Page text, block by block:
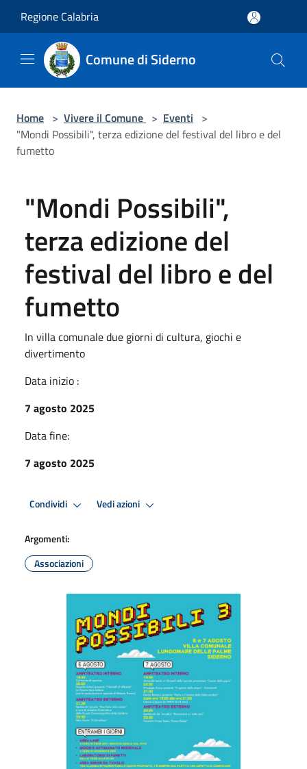
Regione Calabria
Comune di Siderno
Home > Vivere il Comune > Eventi >
"Mondi Possibili", terza edizione del festival del libro e del
fumetto
"Mondi Possibili",
terza edizione del
festival del libro e del
fumetto
In villa comunale due giorni di cultura, giochi e
divertimento
Data inizio :
7 agosto 2025
Data fine:
7 agosto 2025
Condividi Vedi azioni
Argomenti:
Associazioni